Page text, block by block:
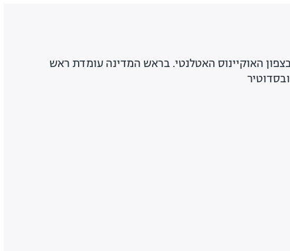
האוקיינוס האטלנטי. בראש המדינה עומדת ראש